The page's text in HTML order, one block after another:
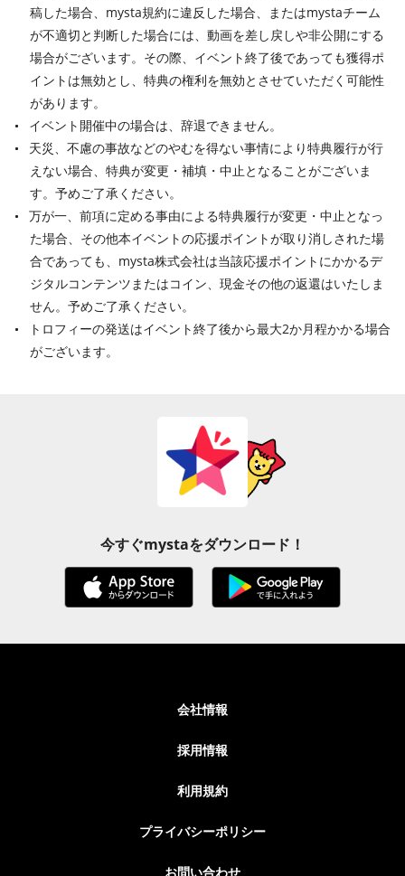
稿した場合、mysta規約に違反した場合、またはmystaチーム
が不適切と判断した場合には、動画を差し戻しや非公開にする
場合がございます。その際、イベント終了後であっても獲得ポ
イントは無効とし、特典の権利を無効とさせていただく可能性
があります。
イベント開催中の場合は、辞退できません。
天災、不慮の事故などのやむを得ない事情により特典履行が行
えない場合、特典が変更・補填・中止となることがございま
す。予めご了承ください。
万が一、前項に定める事由による特典履行が変更・中止となっ
た場合、その他本イベントの応援ポイントが取り消しされた場
合であっても、mysta株式会社は当該応援ポイントにかかるデ
ジタルコンテンツまたはコイン、現金その他の返還はいたしま
せん。予めご了承ください。
トロフィーの発送はイベント終了後から最大2か月程かかる場合
がございます。
今すぐmystaをダウンロード！
会社情報
採用情報
利用規約
プライバシーポリシー
お問い合わせ